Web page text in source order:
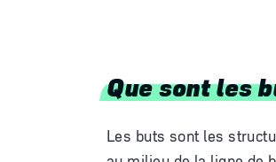
Que sont les
Les buts sont les